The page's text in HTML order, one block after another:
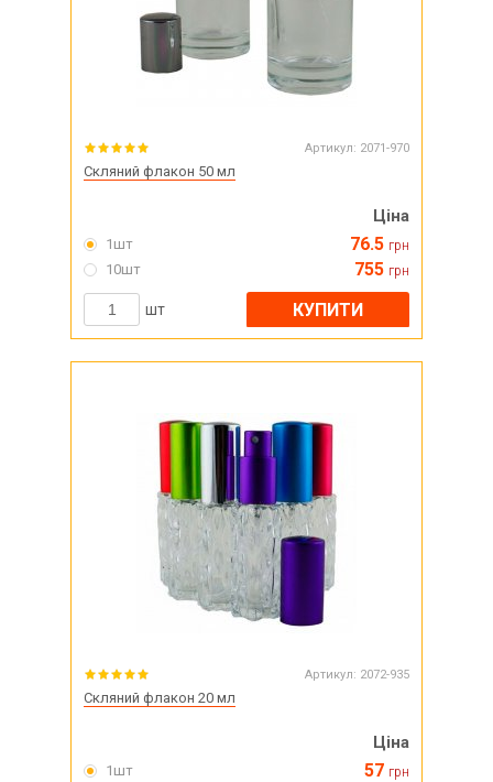
Артикул: 2071-970
Скляний флакон 50 мл
Ціна
1шт 76.5 грн
10шт 755 грн
шт КУПИТИ
Артикул: 2072-935
Скляний флакон 20 мл
Ціна
1шт 57 грн